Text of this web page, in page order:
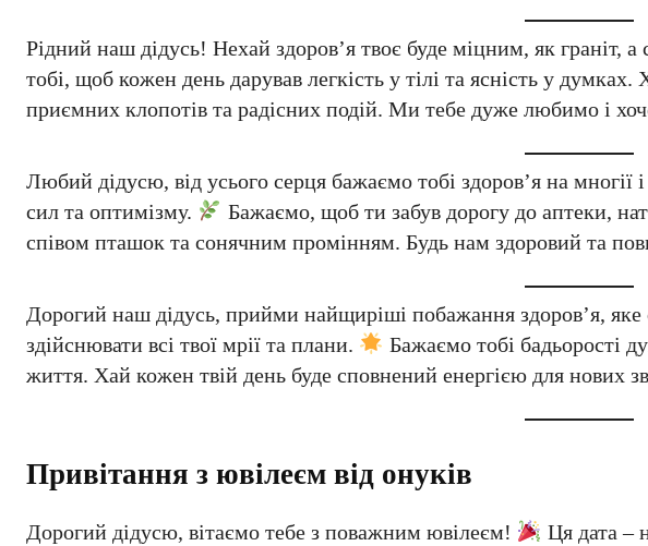
Рідний наш дідусь! Нехай здоров’я твоє буде міцним, як граніт,
тобі, щоб кожен день дарував легкість у тілі та ясність у
приємних клопотів та радісних подій. Ми тебе дуже любимо і
Любий дідусю, від усього серця бажаємо тобі здоров’я на многії
сил та оптимізму.
Бажаємо, щоб ти забув дорогу до аптеки,
співом пташок та сонячним промінням. Будь нам здоровий та
Дорогий наш дідусь, прийми найщиріші побажання здоров’я,
здійснювати всі твої мрії та плани.
Бажаємо тобі бадьорості
життя. Хай кожен твій день буде сповнений енергією для нових
Привітання з ювілеєм від онуків
Дорогий дідусю, вітаємо тебе з поважним ювілеєм! Ця дата –